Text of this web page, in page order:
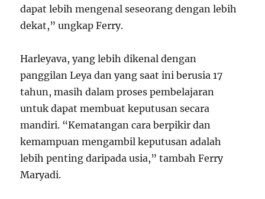
dapat lebih mengenal seseorang dengan lebih
dekat,” ungkap Ferry.
Harleyava, yang lebih dikenal dengan
panggilan Leya dan yang saat ini berusia 17
tahun, masih dalam proses pembelajaran
untuk dapat membuat keputusan secara
mandiri. “Kematangan cara berpikir dan
kemampuan mengambil keputusan adalah
lebih penting daripada usia,” tambah Ferry
Maryadi.